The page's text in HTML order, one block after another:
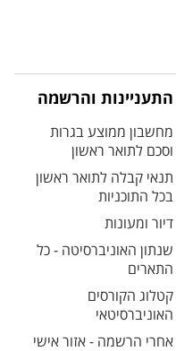
התעניינות והרשמה
מחשבון ממוצע בגרות
וסכם לתואר ראשון
תנאי קבלה לתואר ראשון
בכל התוכניות
דיור ומעונות
שנתון האוניברסיטה - כל
התארים
קטלוג הקורסים
האוניברסיטאי
אחרי הרשמה - אזור אישי